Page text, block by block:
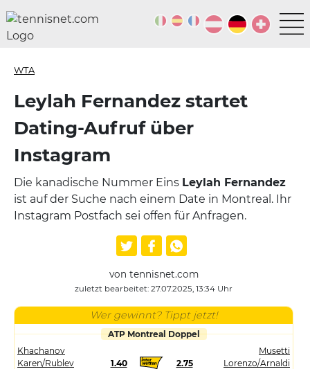
WTA
Leylah Fernandez startet
Dating-Aufruf über
Instagram
Die kanadische Nummer Eins Leylah Fernandez
ist auf der Suche nach einem Date in Montreal. Ihr
Instagram Postfach sei offen für Anfragen.
von tennisnet.com
zuletzt bearbeitet: 27.07.2025, 13:34 Uhr
Wer gewinnt? Tippt jetzt!
ATP Montreal Doppel
Khachanov
Karen/Rublev
1.40 2.75
Musetti
Lorenzo/Arnaldi